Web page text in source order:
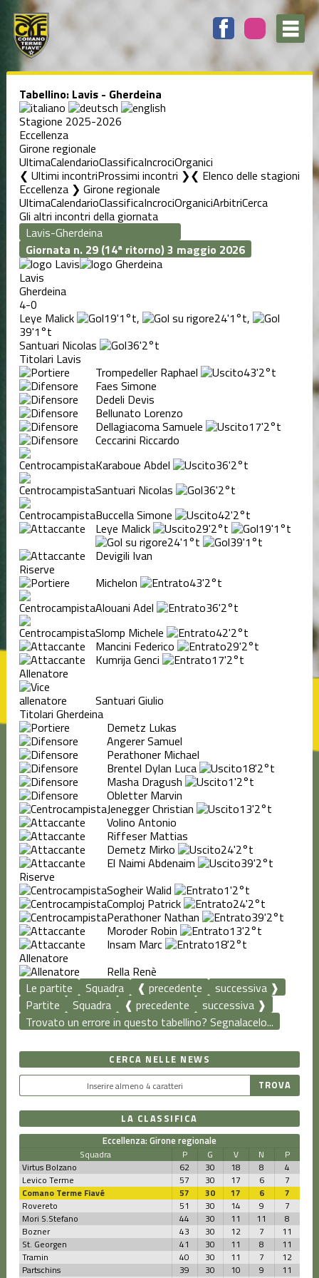
Tabellino: Lavis - Gherdeina
Stagione 2025-2026
Eccellenza
Girone regionale
UltimaCalendarioClassificaIncrociOrganici
❮ Ultimi incontriProssimi incontri ❯ Elenco delle stagioni
Eccellenza ❯ Girone regionale
UltimaCalendarioClassificaIncrociOrganiciArbitriCerca
Gli altri incontri della giornata
Giornata n. 29 (14ª ritorno) 3 maggio 2026
Lavis
Gherdeina
4-0
Leye Malick 19'1°t, 24'1°t,
39'1°t
Santuari Nicolas 36'2°t
Titolari Lavis
Trompedeller Raphael 43'2°t
Faes Simone
Dedeli Devis
Bellunato Lorenzo
Dellagiacoma Samuele 17'2°t
Ceccarini Riccardo
Karaboue Abdel
36'2°t
Santuari Nicolas
36'2°t
Buccella Simone
42'2°t
Leye Malick 29'2°t 19'1°t
24'1°t 39'1°t
Devigili Ivan
Riserve
Michelon 43'2°t
Alouani Adel
36'2°t
Slomp Michele
42'2°t
Mancini Federico 29'2°t
Kumrija Genci 17'2°t
Allenatore
Santuari Giulio
Titolari Gherdeina
Demetz Lukas
Angerer Samuel
Perathoner Michael
Brentel Dylan Luca 18'2°t
Masha Dragush 1'2°t
Obletter Marvin
Jenegger Christian 13'2°t
Volino Antonio
Riffeser Mattias
Demetz Mirko 24'2°t
El Naimi Abdenaim 39'2°t
Riserve
Sogheir Walid 1'2°t
Comploj Patrick 24'2°t
Perathoner Nathan 39'2°t
Moroder Robin 13'2°t
Insam Marc 18'2°t
Allenatore
Rella Renè
Le partite
Squadra ❰ precedente
successiva ❱
Partite
Squadra ❰ precedente
successiva ❱
Trovato un errore in questo tabellino? Segnalacelo...
CERCA NELLE NEWS
LA CLASSIFICA
Eccellenza: Girone regionale
Squadra P G V N
P
Virtus Bolzano
62 30 18 8
4
Levico Terme
57 30 17 6
7
Comano Terme Fiavé
57 30 17 6
7
Rovereto
51 30 14 9
7
Mori S.Stefano
44 30 11 11
8
Bozner
43 30 12 7
11
St. Georgen
41 30 11 8
11
Tramin
40 30 11 7
12
Partschins
39 30 10 9
11